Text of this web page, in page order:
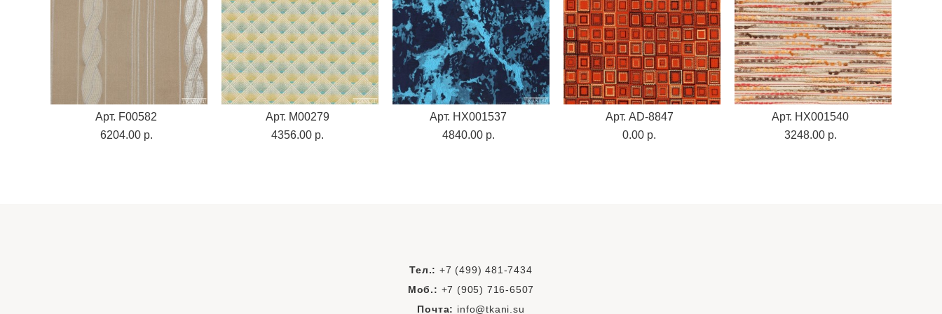
Арт. F00582
6204.00 p.
Арт. M00279
4356.00 p.
Арт. HX001537
4840.00 p.
Арт. AD-8847
0.00 p.
Арт. HX001540
3248.00 p.
Тел.: +7 (499) 481-7434
Моб.: +7 (905) 716-6507
Почта: info@tkani.su